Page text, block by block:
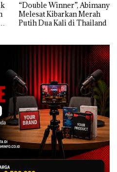
“Double Winner”, Abimanyu
Melesat Kibarkan Merah
Putih Dua Kali di Thailand